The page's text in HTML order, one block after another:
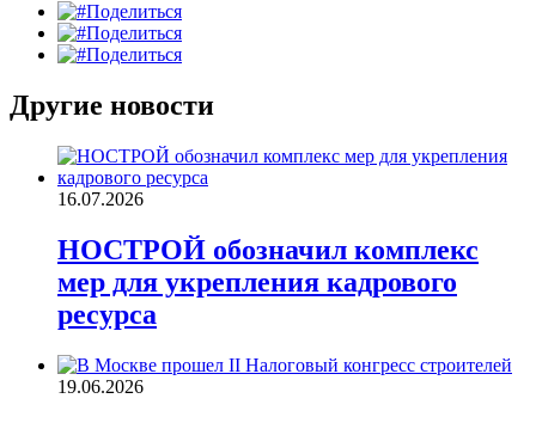
Поделиться
Поделиться
Поделиться
Другие новости
16.07.2026
НОСТРОЙ обозначил комплекс
мер для укрепления кадрового
ресурса
19.06.2026